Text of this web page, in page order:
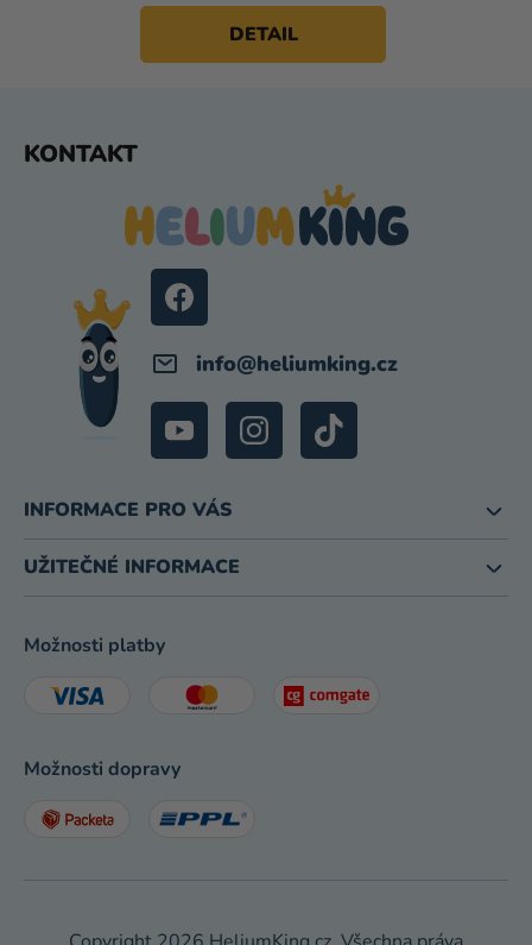
DETAIL
KONTAKT
info@heliumking.cz
INFORMACE PRO VÁS
UŽITEČNÉ INFORMACE
Možnosti platby
Možnosti dopravy